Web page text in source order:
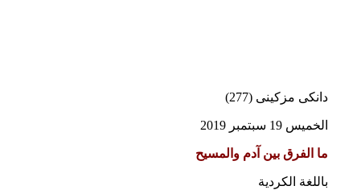
دانكى مزكينى (277)
الخميس 19 سبتمبر 2019
ما الفرق بين آدم والمسيح
باللغة الكردية